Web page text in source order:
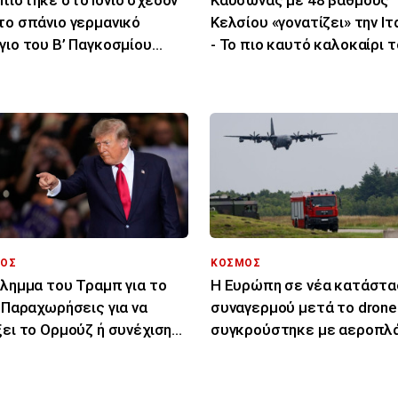
σπάνιο γερμανικό
του Β’ Παγκοσμίου
Κελσίου «γονατίζει» την
- Το πιο καυτό καλοκαίρι
του Τραμπ για το
Παραχωρήσεις για να
το Ορμούζ ή συνέχιση
ΚΟΣΜΟΣ
Η Ευρώπη σε νέα
συναγερμού μετά το
συγκρούστηκε με